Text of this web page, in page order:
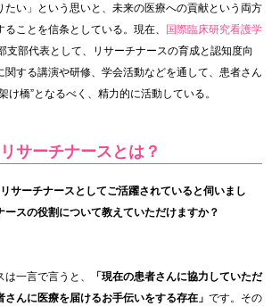
たい」という思いと、未来の医療への貢献という両方
ことを信条としている。現在、 国際臨床研究看護学
支部代表として、リサーチナースの育成と認知度向
関する講演や研修、学会活動などを通して、患者さん
け橋”となるべく、精力的に活動している。
リサーチナースとは？
サーチナースとしてご活躍されていると伺いまし
ースの役割について教えていただけますか？
一言で言うと、
「現在の患者さんに協力していただ
んに医療を届けるお手伝いをする存在」 です。その